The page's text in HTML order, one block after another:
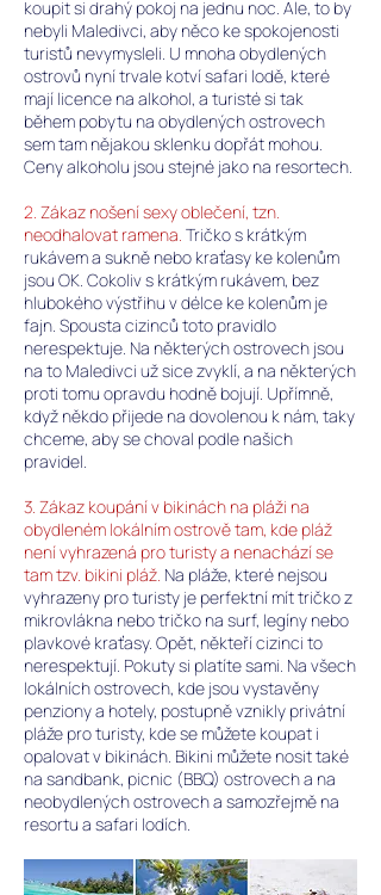
koupit si drahý pokoj na jednu noc. Ale, to by
nebyli Maledivci, aby něco ke spokojenosti
turistů nevymysleli. U mnoha obydlených
ostrovů nyní trvale kotví safari lodě, které
mají licence na alkohol, a turisté si tak
během pobytu na obydlených ostrovech
sem tam nějakou sklenku dopřát mohou.
Ceny alkoholu jsou stejné jako na resortech.
2. Zákaz nošení sexy oblečení, tzn.
neodhalovat ramena. Tričko s krátkým
rukávem a sukně nebo kraťasy ke kolenům
jsou OK. Cokoliv s krátkým rukávem, bez
hlubokého výstřihu v délce ke kolenům je
fajn. Spousta cizinců toto pravidlo
nerespektuje. Na některých ostrovech jsou
na to Maledivci už sice zvyklí, a na některých
proti tomu opravdu hodně bojují. Upřímně,
když někdo přijede na dovolenou k nám, taky
chceme, aby se choval podle našich
pravidel.
3. Zákaz koupání v bikinách na pláži na
obydleném lokálním ostrově tam, kde pláž
není vyhrazená pro turisty a nenachází se
tam tzv. bikini pláž. Na pláže, které nejsou
vyhrazeny pro turisty je perfektní mít tričko z
mikrovlákna nebo tričko na surf, legíny nebo
plavkové kraťasy. Opět, někteří cizinci to
nerespektují. Pokuty si platíte sami. Na všech
lokálních ostrovech, kde jsou vystavěny
penziony a hotely, postupně vznikly privátní
pláže pro turisty, kde se můžete koupat i
opalovat v bikinách. Bikini můžete nosit také
na sandbank, picnic (BBQ) ostrovech a na
neobydlených ostrovech a samozřejmě na
resortu a safari lodích.